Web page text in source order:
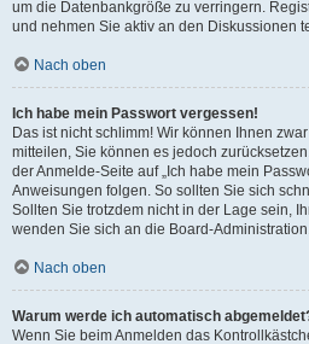
um die Datenbankgröße zu verringern.
und nehmen Sie aktiv an den Diskussionen
Nach oben
Ich habe mein Passwort vergessen!
Das ist nicht schlimm! Wir können Ihnen
mitteilen, Sie können es jedoch
der Anmelde-Seite auf „Ich habe mein
Anweisungen folgen. So sollten Sie sich
Sollten Sie trotzdem nicht in der Lage sein,
wenden Sie sich an die Board-
Nach oben
Warum werde ich automatisch
Wenn Sie beim Anmelden das